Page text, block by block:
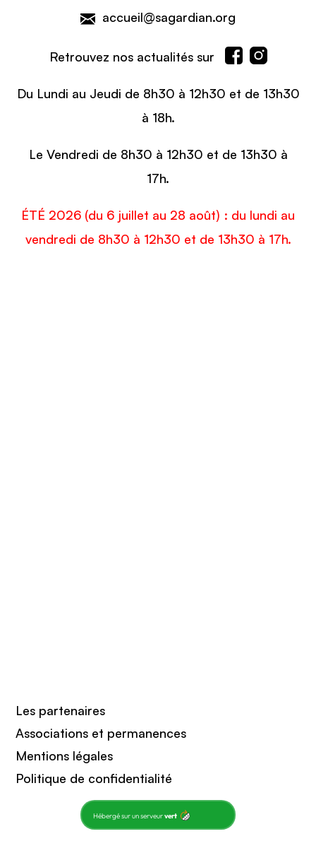
accueil@sagardian.org
Retrouvez nos actualités sur
Du Lundi au Jeudi de 8h30 à 12h30 et de 13h30
à 18h.
Le Vendredi de 8h30 à 12h30 et de 13h30 à
17h.
ÉTÉ 2026 (du 6 juillet au 28 août) : du lundi au
vendredi de 8h30 à 12h30 et de 13h30 à 17h.
Les partenaires
Associations et permanences
Mentions légales
Politique de confidentialité
Hébergé sur un serveurvert